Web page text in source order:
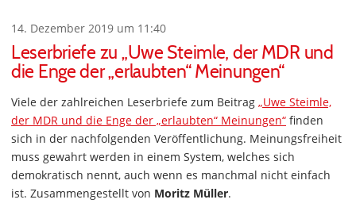
14. Dezember 2019 um 11:40
Leserbriefe zu „Uwe Steimle, der MDR und
die Enge der „erlaubten“ Meinungen“
Viele der zahlreichen Leserbriefe zum Beitrag „Uwe Steimle,
der MDR und die Enge der „erlaubten“ Meinungen“ finden
sich in der nachfolgenden Veröffentlichung. Meinungsfreiheit
muss gewahrt werden in einem System, welches sich
demokratisch nennt, auch wenn es manchmal nicht einfach
ist. Zusammengestellt von Moritz Müller.